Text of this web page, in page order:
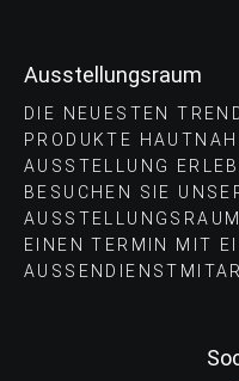
Ausstellungsraum
DIE NEUESTEN
PRODUKTE
AUSSTELLUNG
BESUCHEN SIE
EINEN TERMIN MIT